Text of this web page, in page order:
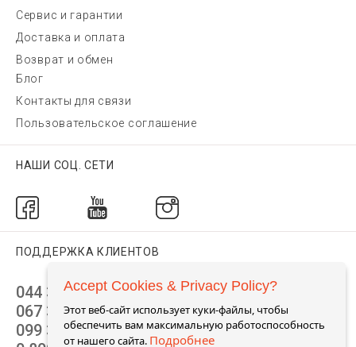
Сервис и гарантии
Доставка и оплата
Возврат и обмен
Блог
Контакты для связи
Пользовательское соглашение
НАШИ СОЦ. СЕТИ
ПОДДЕРЖКА КЛИЕНТОВ
044 392 44 45
067 344 14 44 (viber)
099 399 23 80
Accept Cookies & Privacy Policy?
Этот веб-сайт использует куки-файлы, чтобы
обеспечить вам максимальную работоспособность
от нашего сайта. Подробнее